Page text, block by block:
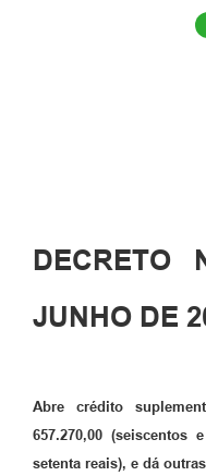
DECRETO
JUNHO DE
Abre crédito
657.270,00
setenta reais), e dá